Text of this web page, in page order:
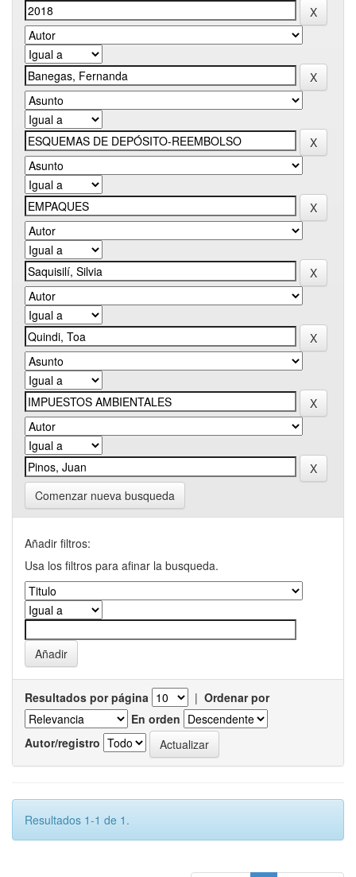
Comenzar nueva busqueda
Añadir filtros:
Usa los filtros para afinar la busqueda.
Resultados por página | Ordenar por
En orden
Autor/registro
Resultados 1-1 de 1.